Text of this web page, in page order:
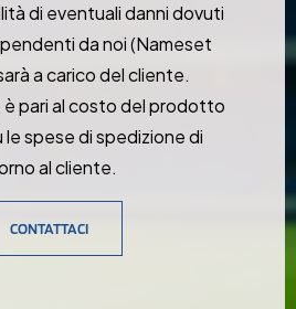
di eventuali danni dovuti
da noi (Nameset
a carico del cliente.
pari al costo del prodotto
spese di spedizione di
al cliente.
CONTATTACI